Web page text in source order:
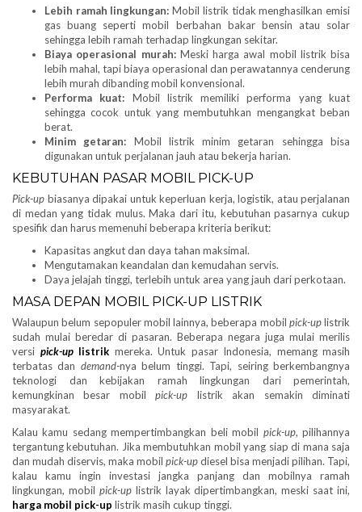
Lebih ramah lingkungan: Mobil listrik tidak menghasilkan emisi
gas buang seperti mobil berbahan bakar bensin atau solar
sehingga lebih ramah terhadap lingkungan sekitar.
Biaya operasional murah:Meski harga awal mobil listrik bisa
lebih mahal, tapi biaya operasional dan perawatannya cenderung
lebih murah dibanding mobil konvensional.
Performa kuat: Mobil listrik memiliki performa yang kuat
sehingga cocok untuk yang membutuhkan mengangkat beban
berat.
Minim getaran: Mobil listrik minim getaran sehingga bisa
digunakan untuk perjalanan jauh atau bekerja harian.
KEBUTUHAN PASAR MOBIL PICK-UP
Pick-up biasanya dipakai untuk keperluan kerja, logistik, atau perjalanan
di medan yang tidak mulus. Maka dari itu, kebutuhan pasarnya cukup
spesifik dan harus memenuhi beberapa kriteria berikut:
Kapasitas angkut dan daya tahan maksimal.
Mengutamakan keandalan dan kemudahan servis.
Daya jelajah tinggi, terlebih untuk area yang jauh dari perkotaan.
MASA DEPAN MOBIL PICK-UP LISTRIK
Walaupun belum sepopuler mobil lainnya, beberapa mobil pick-uplistrik
sudah mulai beredar di pasaran. Beberapa negara juga mulai merilis
versi pick-uplistrik mereka. Untuk pasar Indonesia, memang masih
terbatas dan demand-nya belum tinggi. Tapi, seiring berkembangnya
teknologi dan kebijakan ramah lingkungan dari pemerintah,
kemungkinan besar mobilpick-up listrik akan semakin diminati
masyarakat.
Kalau kamu sedang mempertimbangkan beli mobil pick-up, pilihannya
tergantung kebutuhan. Jika membutuhkan mobil yang siap di mana saja
dan mudah diservis, maka mobil pick-updiesel bisa menjadi pilihan. Tapi,
kalau kamu ingin investasi jangka panjang dan mobilnya ramah
lingkungan, mobil pick-uplistrik layak dipertimbangkan, meski saat ini,
harga mobil pick-up listrik masih cukup tinggi.